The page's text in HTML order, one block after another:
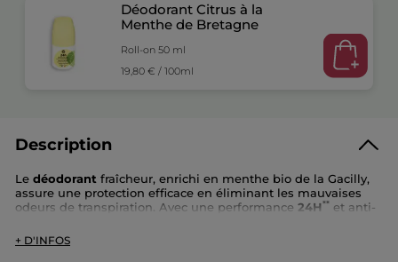
Déodorant Citrus à la
Menthe de Bretagne
Roll-on 50 ml
19,80 € / 100ml
Description
Le déodorant fraîcheur, enrichi en menthe bio de la Gacilly,
assure une protection efficace en éliminant les mauvaises
odeurs de transpiration. Avec une performance 24H** et anti-
immédiate.
+ D'INFOS